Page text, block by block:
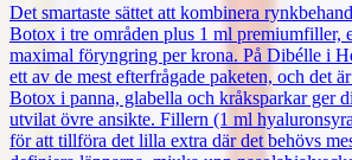
Det smartaste sättet att kombinera
Botox i tre områden plus 1 ml premiumfiller,
maximal föryngring per krona. På Dibélle i
ett av de mest efterfrågade paketen, och det
Botox i panna, glabella och kråksparkar ger
utvilat övre ansikte. Fillern (1 ml
för att tillföra det lilla extra där det behövs